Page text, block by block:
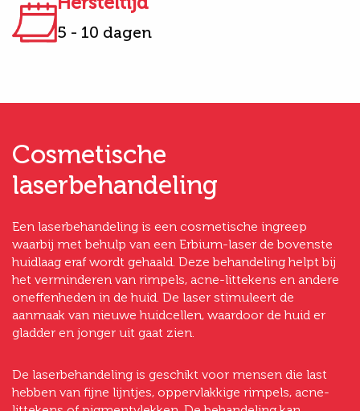
5 - 10 dagen
Cosmetische
laserbehandeling
Een laserbehandeling is een cosmetische ingreep
waarbij met behulp van een Erbium-laser de bovenste
huidlaag eraf wordt gehaald. Deze behandeling helpt bij
het verminderen van rimpels, acne-littekens en andere
oneffenheden in de huid. De laser stimuleert de
aanmaak van nieuwe huidcellen, waardoor de huid er
gladder en jonger uit gaat zien.
De laserbehandeling is geschikt voor mensen die last
hebben van fijne lijntjes, oppervlakkige rimpels, acne-